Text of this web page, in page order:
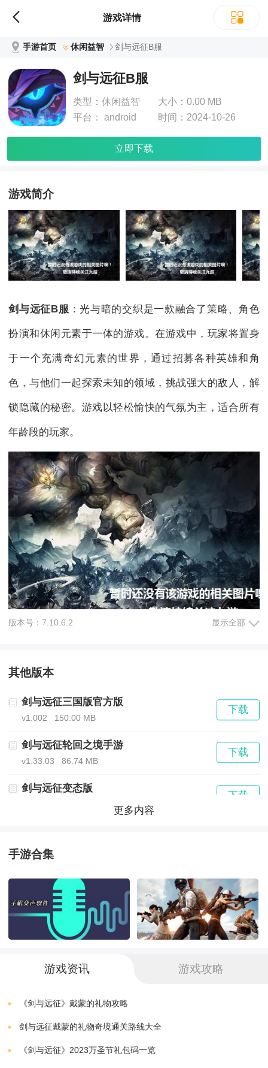
游戏详情
手游首页 休闲益智 剑与远征B服
剑与远征B服
类型： 休闲益智 大小：0.00 MB
平台：
android 时间： 2024-10-26
立即下载
游戏简介
剑与远征B服 ：光与暗的交织是一款融合了策略、角色
扮演和休闲元素于一体的游戏。在游戏中，玩家将置身
于一个充满奇幻元素的世界，通过招募各种英雄和角
色，与他们一起探索未知的领域，挑战强大的敌人，解
锁隐藏的秘密。游戏以轻松愉快的气氛为主，适合所有
年龄段的玩家。
游戏详细介绍：
玩法：玩家需要带领自己的队伍进行战斗，通过合理的
模式，包括PVP对战、副本闯关和世界BOSS挑战等。每
个角色都有独特的技能和属性，玩家需要根据不同的关
卡和敌人进行合理的搭配。此外，游戏还设有丰富的养
色的实力。
画面与音效：游戏画面精美，角色设计独特，场景丰富
多样。音效方面，游戏配乐动感十足，战斗音效逼真震
撼。
社交互动：玩家可以加入公会，与其他玩家一起合作挑
版本号：7.10.6.2 显示全部
其他版本
剑与远征三国版官方版
v1.002 150.00 MB
下载
剑与远征轮回之境手游
v1.33.03 86.74 MB
下载
剑与远征变态版
下载
版本：v1.41.02
86.00 MB
下载
剑与远征三月最新兑换码
v1.33.03 86.74 MB
下载
v1.29.08 86.70 MB
更多内容
手游合集
游戏资讯 游戏攻略
《剑与远征》戴蒙的礼物攻略
剑与远征戴蒙的礼物奇境通关路线大全
《剑与远征》2023万圣节礼包码一览